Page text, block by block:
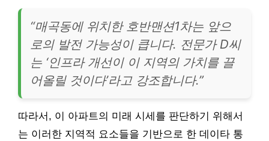
“매곡동에 위치한 호반맨션1차는 앞으
로의 발전 가능성이 큽니다. 전문가 D씨
는 ‘인프라 개선이 이 지역의 가치를 끌
어올릴 것이다’라고 강조합니다.”
따라서, 이 아파트의 미래 시세를 판단하기 위해서
는 이러한 지역적 요소들을 기반으로 한 데이타 통